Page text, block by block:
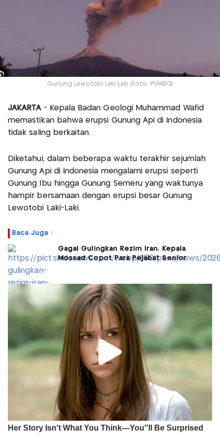
Gunung Lewotobi Laki-Laki (Foto: PVMBG)
JAKARTA - Kepala Badan Geologi Muhammad Wafid
memastikan bahwa erupsi Gunung Api di Indonesia
tidak saling berkaitan.
Diketahui, dalam beberapa waktu terakhir sejumlah
Gunung Api di Indonesia mengalami erupsi seperti
Gunung Ibu hingga Gunung Semeru yang waktunya
hampir bersamaan dengan erupsi besar Gunung
Lewotobi Laki-Laki.
Baca Juga :
Gagal Gulingkan Rezim Iran, Kepala
Mossad Copot Para Pejabat Senior